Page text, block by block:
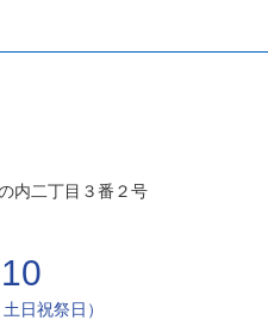
内二丁目３番２号
日祝祭日）